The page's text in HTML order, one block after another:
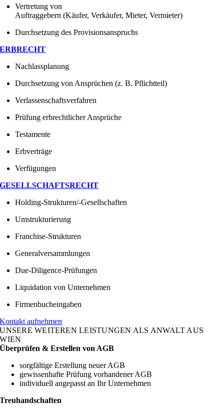
Vertretung von
Auftraggebern (Käufer, Verkäufer, Mieter, Vermieter)
Durchsetzung des Provisionsanspruchs
ERBRECHT
Nachlassplanung
Durchsetzung von Ansprüchen (z. B. Pflichtteil)
Verlassenschaftsverfahren
Prüfung erbrechtlicher Ansprüche
Testamente
Erbverträge
Verfügungen
GESELLSCHAFTSRECHT
Holding-Strukturen/-Gesellschaften
Umstrukturierung
Franchise-Strukturen
Generalversammlungen
Due-Diligence-Prüfungen
Liquidation von Unternehmen
Firmenbucheingaben
Kontakt aufnehmen
UNSERE WEITEREN LEISTUNGEN ALS ANWALT AUS
WIEN
Überprüfen & Erstellen von AGB
sorgfältige Erstellung neuer AGB
gewissenhafte Prüfung vorhandener AGB
individuell angepasst an Ihr Unternehmen
Treuhandschaften